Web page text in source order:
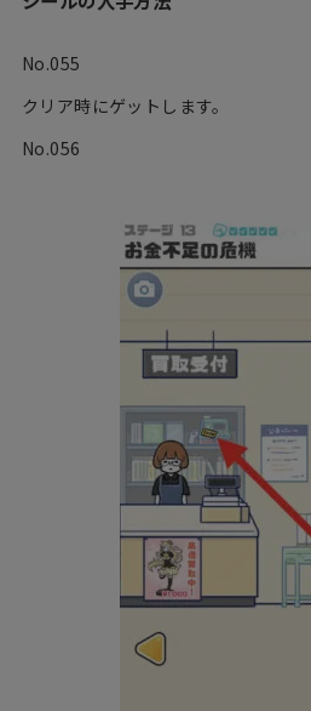
No.055
クリア時にゲットします。
No.056